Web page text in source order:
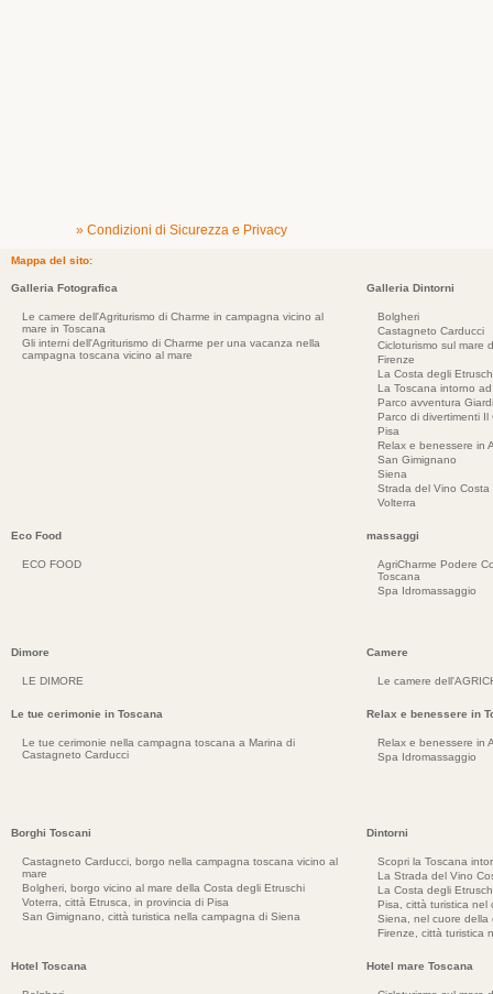
» Condizioni di Sicurezza e Privacy
Mappa del sito:
Galleria Fotografica
Le camere dell'Agriturismo di Charme in campagna vicino al
mare in Toscana
Gli interni dell'Agriturismo di Charme per una vacanza nella
campagna toscana vicino al mare
Galleria Dintorni
Bolgheri
Castagneto Carducci
Cicloturismo sul mare
Firenze
La Costa degli
La Toscana intorno
Parco avventura
Parco di divertimenti Il
Pisa
Relax e benessere in
San Gimignano
Siena
Strada del Vino Costa
Volterra
Eco Food
ECO FOOD
massaggi
AgriCharme Podere
Toscana
Spa Idromassaggio
Dimore
LE DIMORE
Camere
Le camere
Le tue cerimonie in Toscana
Le tue cerimonie nella campagna toscana a Marina di
Castagneto Carducci
Relax e benessere in
Relax e benessere in
Spa Idromassaggio
Borghi Toscani
Castagneto Carducci, borgo nella campagna toscana vicino al
mare
Bolgheri, borgo vicino al mare della Costa degli Etruschi
Voterra, città Etrusca, in provincia di Pisa
San Gimignano, città turistica nella campagna di Siena
Dintorni
Scopri la Toscana
La Strada del Vino
La Costa degli
Pisa, città turistica nel
Siena, nel cuore della
Firenze, città turistica
Hotel Toscana Hotel mare Toscana